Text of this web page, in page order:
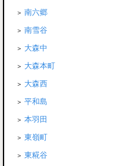
南六郷
南雪谷
大森中
大森本町
大森西
平和島
本羽田
東嶺町
東糀谷